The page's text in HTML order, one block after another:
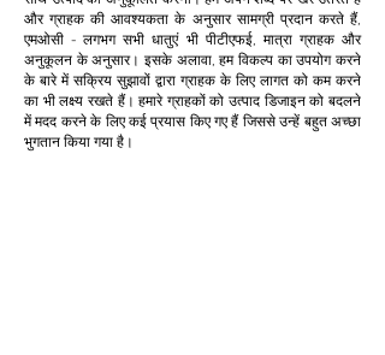
और ग्राहक की आवश्यकता के अनुसार सामग्री प्रदान करते हैं,
एमओसी - लगभग सभी धातुएं भी पीटीएफई, मात्रा ग्राहक और
अनुकूलन के अनुसार। इसके अलावा, हम विकल्प का उपयोग करने
के बारे में सक्रिय सुझावों द्वारा ग्राहक के लिए लागत को कम करने
का भी लक्ष्य रखते हैं। हमारे ग्राहकों को उत्पाद डिजाइन को बदलने
में मदद करने के लिए कई प्रयास किए गए हैं जिससे उन्हें बहुत अच्छा
भुगतान किया गया है।